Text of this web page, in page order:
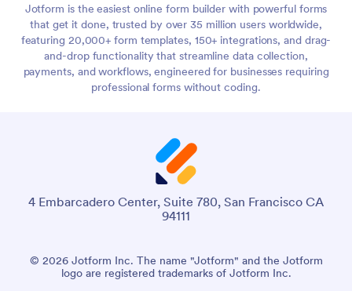
Jotform is the easiest online form builder with powerful forms
that get it done, trusted by over 35 million users worldwide,
featuring 20,000+ form templates, 150+ integrations, and drag-
and-drop functionality that streamline data collection,
payments, and workflows, engineered for businesses requiring
professional forms without coding.
4 Embarcadero Center, Suite 780, San Francisco CA
94111
© {година} Jotform АД Името „Jotform“ и логото на
Jotform са регистрирани търговски марки на Jotform АД